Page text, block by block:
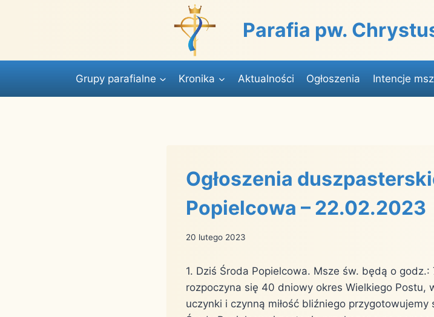
Parafia pw.
Grupy parafialne Kronika Aktualności Ogłoszenia Intencje
Ogłoszenia
Popielcowa – 22.02.2023
20 lutego 2023
1. Dziś Środa Popielcowa. Msze św. będą o
rozpoczyna się 40 dniowy okres Wielkiego Postu,
uczynki i czynną miłość bliźniego